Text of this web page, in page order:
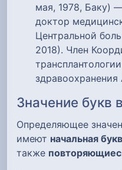
мая, 1978, Баку)
доктор
Центральной
2018). Член
Значение букв
Определяющее
имеют начальная
также